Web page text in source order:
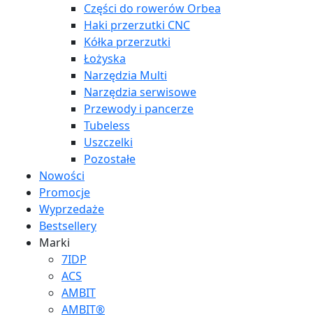
Części do rowerów Orbea
Haki przerzutki CNC
Kółka przerzutki
Łożyska
Narzędzia Multi
Narzędzia serwisowe
Przewody i pancerze
Tubeless
Uszczelki
Pozostałe
Nowości
Promocje
Wyprzedaże
Bestsellery
Marki
7IDP
ACS
AMBIT
AMBIT®